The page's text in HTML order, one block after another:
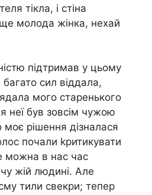
тікла, і стіна
молода жінка, нехай
підтримав у цьому
сил віддала,
мого старенького
неї був зовсім чужою
рішення дізналася
почали kритикувати
можна в нас час
жій людині. Але
тили свекри; тепер